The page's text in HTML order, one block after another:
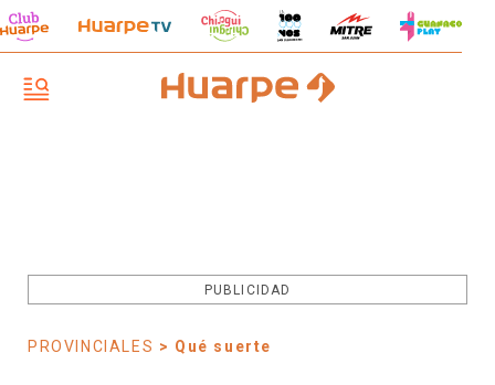
PUBLICIDAD
PROVINCIALES > Qué suerte